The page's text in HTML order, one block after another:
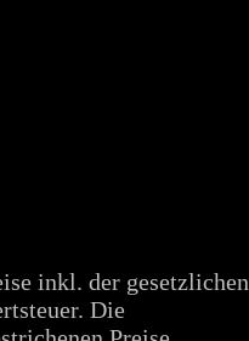
inkl. der gesetzlichen
Die